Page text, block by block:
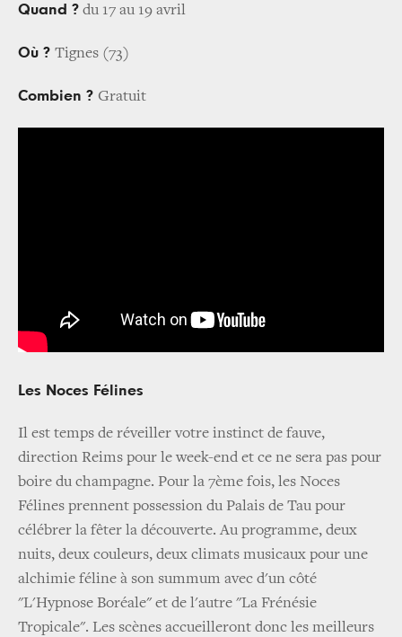
Quand ? du 17 au 19 avril
Où ? Tignes (73)
Combien ? Gratuit
Les Noces Félines
Il est temps de réveiller votre instinct de fauve,
direction Reims pour le week-end et ce ne sera pas pour
boire du champagne. Pour la 7ème fois, les Noces
Félines prennent possession du Palais de Tau pour
célébrer la fêter la découverte. Au programme, deux
nuits, deux couleurs, deux climats musicaux pour une
alchimie féline à son summum avec d'un côté
"L'Hypnose Boréale" et de l'autre "La Frénésie
Tropicale". Les scènes accueilleront donc les meilleurs